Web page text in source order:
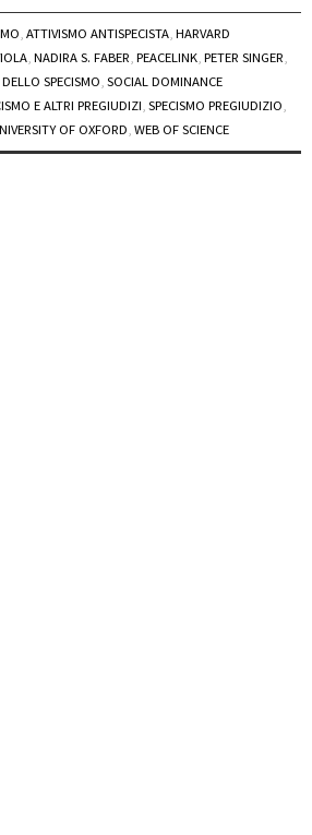
,ATTIVISMO ANTISPECISTA,HARVARD
, NADIRA S. FABER, PEACELINK, PETER SINGER,
SPECISMO, SOCIAL DOMINANCE
E ALTRI PREGIUDIZI, SPECISMO PREGIUDIZIO,
OF OXFORD, WEB OF SCIENCE